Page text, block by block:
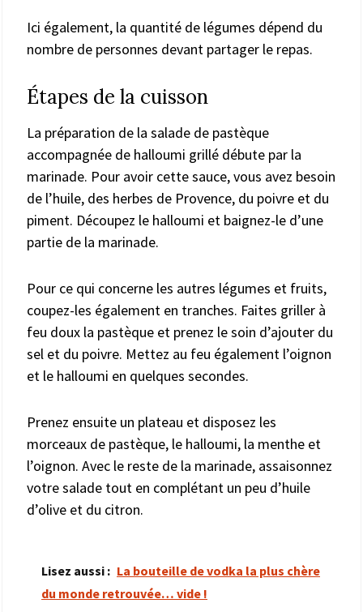
Ici également, la quantité de légumes dépend du
nombre de personnes devant partager le repas.
Étapes de la cuisson
La préparation de la salade de pastèque
accompagnée de halloumi grillé débute par la
marinade. Pour avoir cette sauce, vous avez besoin
de l’huile, des herbes de Provence, du poivre et du
piment. Découpez le halloumi et baignez-le d’une
partie de la marinade.
Pour ce qui concerne les autres légumes et fruits,
coupez-les également en tranches. Faites griller à
feu doux la pastèque et prenez le soin d’ajouter du
sel et du poivre. Mettez au feu également l’oignon
et le halloumi en quelques secondes.
Prenez ensuite un plateau et disposez les
morceaux de pastèque, le halloumi, la menthe et
l’oignon. Avec le reste de la marinade, assaisonnez
votre salade tout en complétant un peu d’huile
d’olive et du citron.
Lisez aussi : La bouteille de vodka la plus chère
du monde retrouvée… vide !